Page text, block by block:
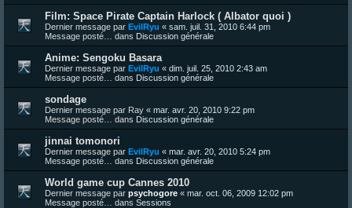
Film: Space Pirate Captain Harlock ( Albator quoi )
Dernier message par EvilRyu « sam. juil. 31, 2010 6:44 pm
Message posté… dans Discussion générale
Anime: Sengoku Basara
Dernier message par EvilRyu « dim. juil. 25, 2010 2:43 am
Message posté… dans Discussion générale
sondage
Dernier message par Ray « mar. avr. 20, 2010 9:22 pm
Message posté… dans Discussion générale
jinnai tomonori
Dernier message par EvilRyu « mar. avr. 20, 2010 5:24 pm
Message posté… dans Discussion générale
World game cup Cannes 2010
Dernier message par psychogore « mar. oct. 06, 2009 12:02 pm
Message posté… dans Sessions